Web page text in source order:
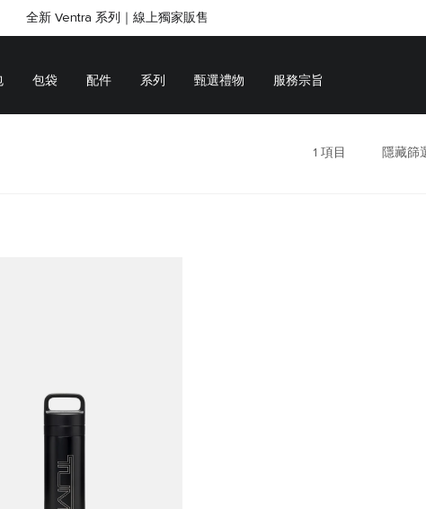
SHOP GIFTS
SHOP GIFTS
全新 Ventra 系列｜線上獨家販售
包袋 配件 系列 甄選禮物 服務宗旨
1 項目 隱藏篩